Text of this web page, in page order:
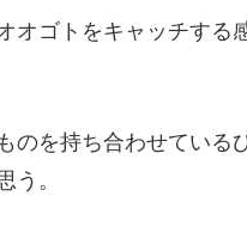
オゴトをキャッチする
のを持ち合わせている
う。